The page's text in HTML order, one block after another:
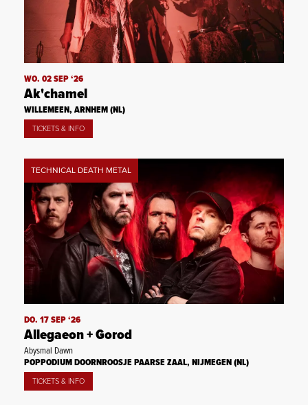
WO. 02 SEP ‘26
Ak'chamel
WILLEMEEN, ARNHEM (NL)
TICKETS & INFO
TECHNICAL DEATH METAL
DO. 17 SEP ‘26
Allegaeon + Gorod
Abysmal Dawn
POPPODIUM DOORNROOSJE PAARSE ZAAL, NIJMEGEN (NL)
TICKETS & INFO